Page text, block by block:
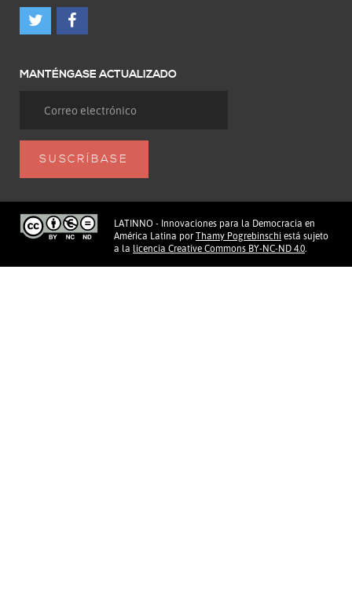
MANTÉNGASE ACTUALIZADO
LATINNO - Innovaciones para la Democracia en
América Latina por Thamy Pogrebinschi está sujeto
a la licencia Creative Commons BY-NC-ND 4.0.